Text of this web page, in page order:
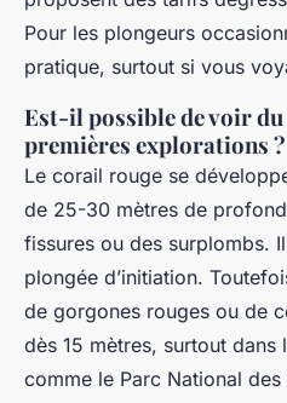
Pour les plongeurs
pratique, surtout si vous
Est-il possible de voir
premières explorations ?
Le corail rouge se
de 25-30 mètres de
fissures ou des surplombs.
plongée d’initiation.
de gorgones rouges ou de
dès 15 mètres, surtout dans
comme le Parc National des